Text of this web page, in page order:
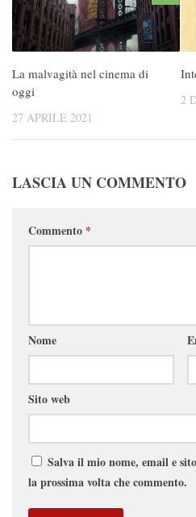
La malvagità nel cinema di
oggi
27 APRILE 2021
2
LASCIA UN COMMENTO
Commento *
Nome
Sito web
Salva il mio nome, email e
la prossima volta che commento.